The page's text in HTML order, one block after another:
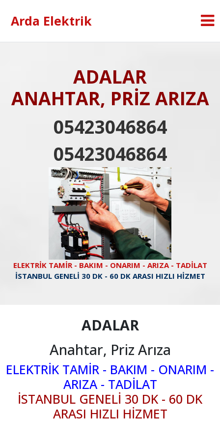
Arda Elektrik
ADALAR
ANAHTAR, PRİZ ARIZA
05423046864
05423046864
ELEKTRİK TAMİR - BAKIM - ONARIM - ARIZA - TADİLAT
İSTANBUL GENELİ 30 DK - 60 DK ARASI HIZLI HİZMET
ADALAR
Anahtar, Priz Arıza
ELEKTRİK TAMİR - BAKIM - ONARIM -
ARIZA - TADİLAT
İSTANBUL GENELİ 30 DK - 60 DK
ARASI HIZLI HİZMET